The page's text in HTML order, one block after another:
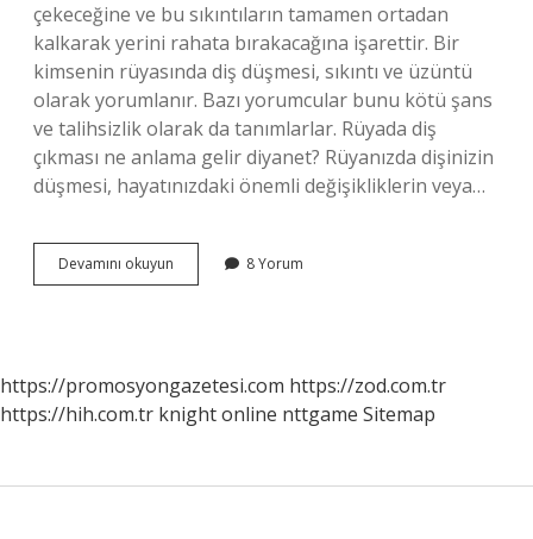
çekeceğine ve bu sıkıntıların tamamen ortadan
kalkarak yerini rahata bırakacağına işarettir. Bir
kimsenin rüyasında diş düşmesi, sıkıntı ve üzüntü
olarak yorumlanır. Bazı yorumcular bunu kötü şans
ve talihsizlik olarak da tanımlarlar. Rüyada diş
çıkması ne anlama gelir diyanet? Rüyanızda dişinizin
düşmesi, hayatınızdaki önemli değişikliklerin veya…
Devamını okuyun
Dişin
Gelir
8 Yorum
https://promosyongazetesi.com https://zod.com.tr
https://hih.com.tr knight online nttgame Sitemap